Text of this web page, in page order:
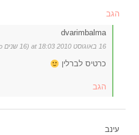
הגב
dvarimbalma
16 באוגוסט 2010 at 18:03 (16 שנים ago)
כרטיס לברלין
הגב
עינב